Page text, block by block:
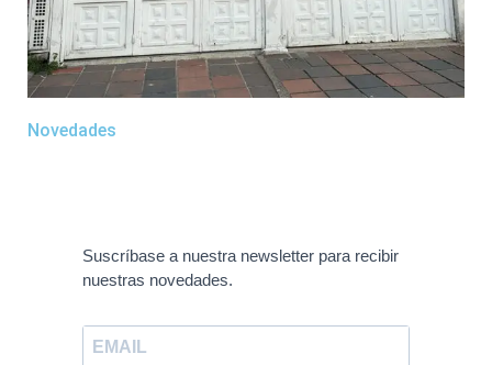
Novedades
Suscríbase a nuestra newsletter para recibir
nuestras novedades.